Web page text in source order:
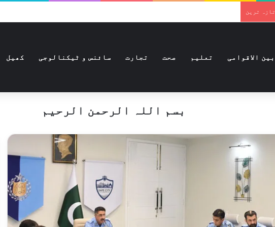
تازہ ترین
بین الاقوامی تعلیم صحت تجارت سائنس و ٹیکنالوجی کھیل
بسم اللہ الرحمن الرحیم